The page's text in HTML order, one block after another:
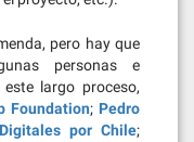
pero hay que
personas e
largo proceso,
Foundation; Pedro
Digitales por Chile;